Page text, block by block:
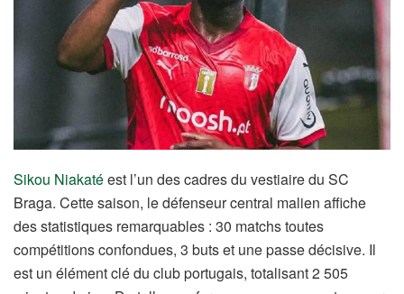
Sikou Niakatéest l’un des cadres du vestiaire du SC
Braga. Cette saison, le défenseur central malien affiche
des statistiques remarquables : 30 matchs toutes
compétitions confondues, 3 buts et une passe décisive. Il
est un élément clé du club portugais, totalisant 2 505